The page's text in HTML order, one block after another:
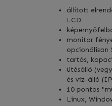
állított
LCD
monitor
opcionálisan
tartós,
ütésálló
és víz-álló
10 pontos
Linux,